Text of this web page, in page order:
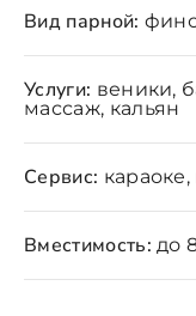
Вид парной:
Услуги: веники,
массаж, кальян
Сервис:
Вместимость: до